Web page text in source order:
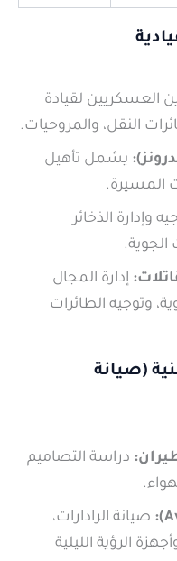
العسكريين لقيادة
النقل، والمروحيات.
يشمل تأهيل
المسيرة.
وإدارة الذخائر
الجوية.
إدارة المجال
وتوجيه الطائرات
(صيانة
دراسة التصاميم
صيانة الرادارات،
الرؤية الليلية